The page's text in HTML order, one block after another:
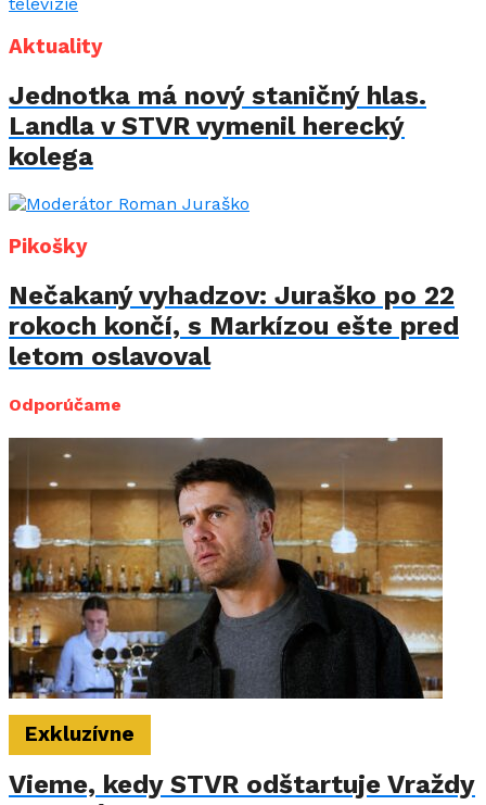
Aktuality
Jednotka má nový staničný hlas.
Landla v STVR vymenil herecký
kolega
Pikošky
Nečakaný vyhadzov: Juraško po 22
rokoch končí, s Markízou ešte pred
letom oslavoval
Odporúčame
Exkluzívne
Vieme, kedy STVR odštartuje Vraždy